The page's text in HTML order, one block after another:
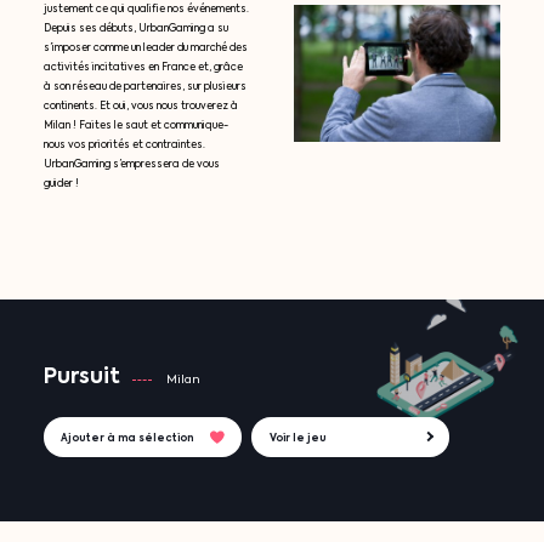
justement ce qui qualifie nos événements.
Depuis ses débuts, UrbanGaming a su
s’imposer comme un leader du marché des
activités incitatives en France et, grâce
à son réseau de partenaires, sur plusieurs
continents. Et oui, vous nous trouverez à
Milan ! Faites le saut et communique-
nous vos priorités et contraintes.
UrbanGaming s’empressera de vous
guider !
Pursuit Milan
Ajouter à ma sélection Voir le jeu